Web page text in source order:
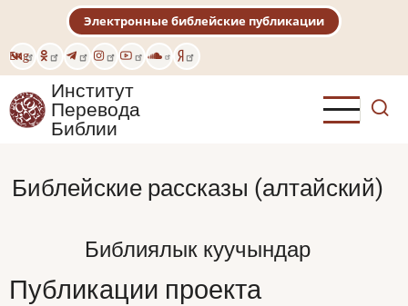
основному
содержанию
Eng
Электронные библейские публикации
Институт
Перевода
Библии
Библейские рассказы (алтайский)
Библиялык куучындар
Публикации проекта